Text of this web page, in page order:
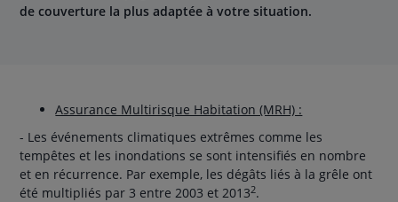
de couverture la plus adaptée à votre situation.
Assurance Multirisque Habitation (MRH) :
- Les événements climatiques extrêmes comme les
tempêtes et les inondations se sont intensifiés en nombre
et en récurrence. Par exemple, les dégâts liés à la grêle ont
été multipliés par 3 entre 2003 et 20132.